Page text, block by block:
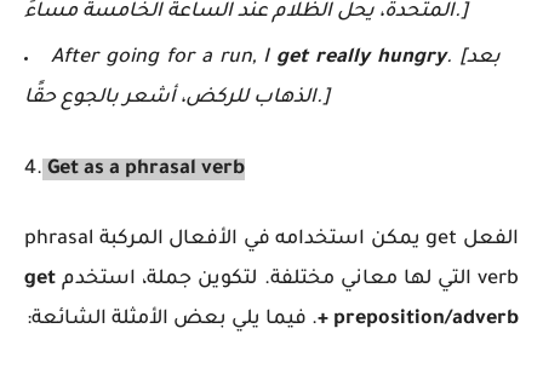
المتحدة، يحل الظلام عند الساعة الخامسة مساءً.]
After going for a run, I get really hungry. [بعد
الذهاب للركض، أشعر بالجوع حقًا.]
4. Get as a phrasal verb
الفعل get يمكن استخدامه في الأفعال المركبة phrasal
verb التي لها معاني مختلفة. لتكوين جملة، استخدم get
+ preposition/adverb. فيما يلي بعض الأمثلة الشائعة: